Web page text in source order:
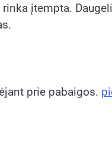
įtempta.
prie pabaigos.